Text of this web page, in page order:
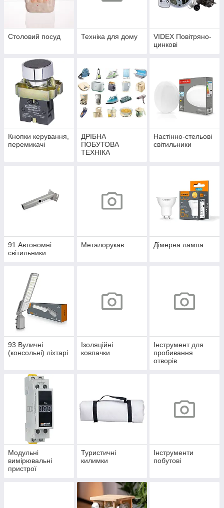
Столовий посуд Техніка для дому
VIDEX Повітряно-
цинкові
Кнопки керування,
перемикачі
ДРІБНА
ПОБУТОВА
ТЕХНІКА
Настінно-стельові
світильники
91 Автономні
світильники
Металорукав Дімерна лампа
93 Вуличні
(консольні) ліхтарі
Ізоляційні
ковпачки
Інструмент для
пробивання
отворів
Модульні
вимірювальні
пристрої
Туристичні
килимки
Інструменти
побутові